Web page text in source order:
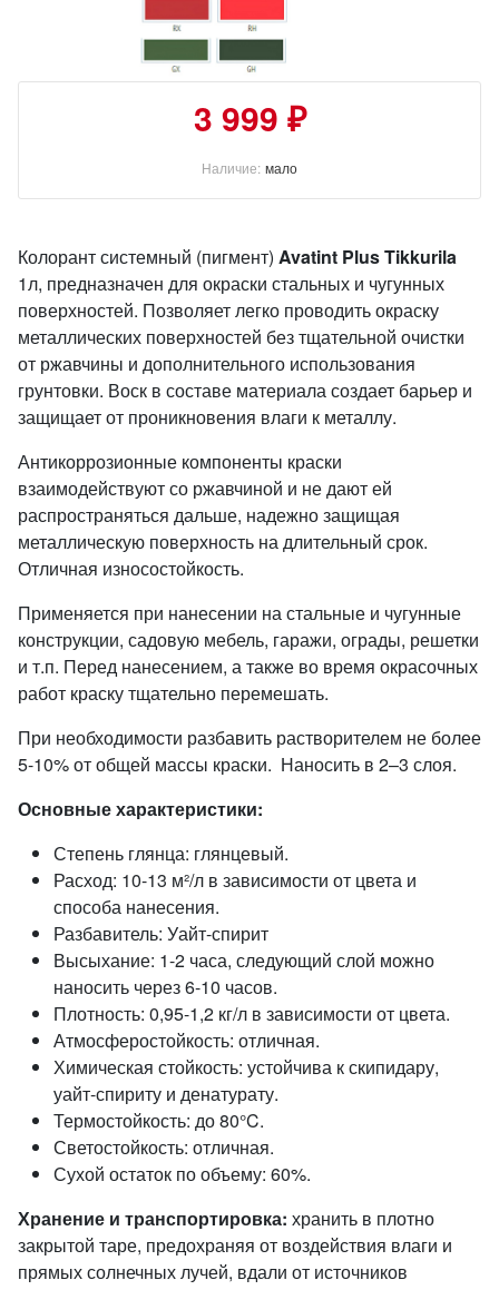
3 999 ₽
Наличие: мало
Колорант системный (пигмент) Avatint Plus Tikkurila
1л, предназначен для окраски стальных и чугунных
поверхностей. Позволяет легко проводить окраску
металлических поверхностей без тщательной очистки
от ржавчины и дополнительного использования
грунтовки. Воск в составе материала создает барьер и
защищает от проникновения влаги к металлу.
Антикоррозионные компоненты краски
взаимодействуют со ржавчиной и не дают ей
распространяться дальше, надежно защищая
металлическую поверхность на длительный срок.
Отличная износостойкость.
Применяется при нанесении на стальные и чугунные
конструкции, садовую мебель, гаражи, ограды, решетки
и т.п. Перед нанесением, а также во время окрасочных
работ краску тщательно перемешать.
При необходимости разбавить растворителем не более
5-10% от общей массы краски. Наносить в 2–3 слоя.
Основные характеристики:
Степень глянца: глянцевый.
Расход: 10-13 м²/л в зависимости от цвета и
способа нанесения.
Разбавитель: Уайт-спирит
Высыхание: 1-2 часа, следующий слой можно
наносить через 6-10 часов.
Плотность: 0,95-1,2 кг/л в зависимости от цвета.
Атмосферостойкость: отличная.
Химическая стойкость: устойчива к скипидару,
уайт-спириту и денатурату.
Термостойкость: до 80°C.
Светостойкость: отличная.
Сухой остаток по объему: 60%.
Хранение и транспортировка: хранить в плотно
закрытой таре, предохраняя от воздействия влаги и
прямых солнечных лучей, вдали от источников